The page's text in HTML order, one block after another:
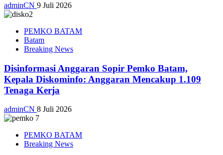
adminCN 9 Juli 2026
PEMKO BATAM
Batam
Breaking News
Disinformasi Anggaran Sopir Pemko Batam,
Kepala Diskominfo: Anggaran Mencakup 1.109
Tenaga Kerja
adminCN 8 Juli 2026
PEMKO BATAM
Breaking News